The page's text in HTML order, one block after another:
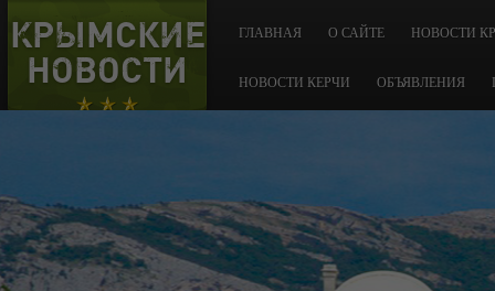
КРЫМСКИЕ
НОВОСТИ
ГЛАВНАЯ О САЙТЕ НОВОСТИ
НОВОСТИ КЕРЧИ ОБЪЯВЛЕНИЯ